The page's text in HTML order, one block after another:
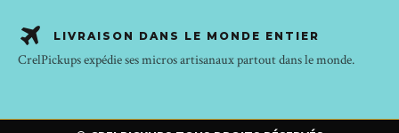
LIVRAISON DANS LE MONDE ENTIER
CrelPickups expédie ses micros artisanaux partout dans le monde.